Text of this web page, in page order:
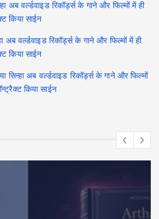
अब वर्ल्डवाइड रिकॉर्ड्स के गाने और फिल्मों में ही
किया साईन
अब वर्ल्डवाइड रिकॉर्ड्स के गाने और फिल्मों में ही
किया साईन
सिन्हा अब वर्ल्डवाइड रिकॉर्ड्स के गाने और फिल्मों
किया साईन